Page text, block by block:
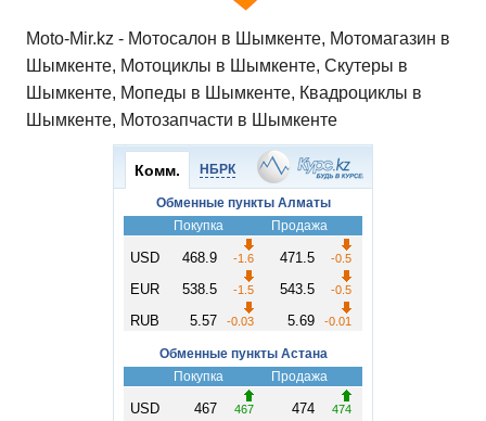
Moto-Mir.kz - Мотосалон в Шымкенте, Мотомагазин в
Шымкенте, Мотоциклы в Шымкенте, Скутеры в
Шымкенте, Мопеды в Шымкенте, Квадроциклы в
Шымкенте, Мотозапчасти в Шымкенте